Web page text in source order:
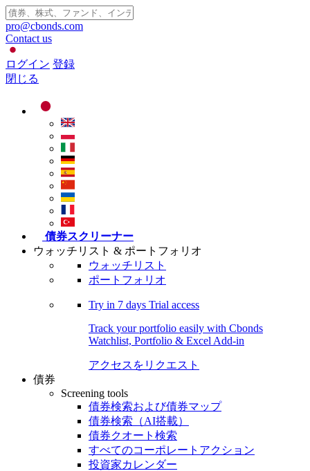
pro@cbonds.com
Contact us
ログイン 登録
閉じる
債券スクリーナー
ウォッチリスト & ポートフォリオ
ウォッチリスト
ポートフォリオ
Try in 7 days Trial access
Track your portfolio easily with Cbonds
Watchlist, Portfolio & Excel Add-in
アクセスをリクエスト
債券
Screening tools
債券検索および債券マップ
債券検索（AI搭載）
債券クオート検索
すべてのコーポレートアクション
投資家カレンダー